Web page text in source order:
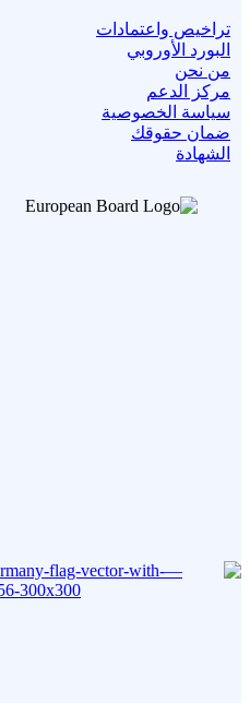
تراخيص واعتمادات
البورد الأوروبي
من نحن
مركز الدعم
سياسة الخصوصية
ضمان حقوقك
الشهادة